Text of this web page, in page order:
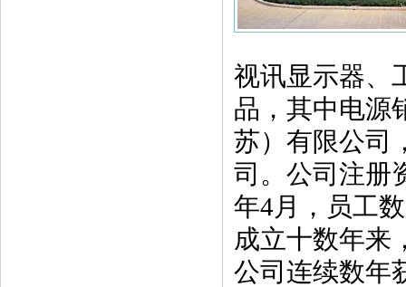
视讯显示器、
品，其中电源
苏）有限公司
司。公司注册
年4月，员工
成立十数年来
公司连续数年